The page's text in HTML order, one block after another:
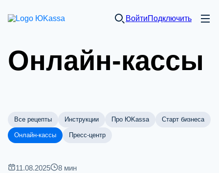
ВойтиПодключить
Онлайн-кассы
Все рецепты Инструкции Про ЮKassa Старт бизнеса
Онлайн-кассы Пресс-центр
11.08.2025 8 мин